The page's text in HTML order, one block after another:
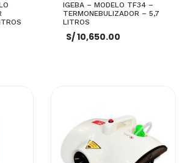
IGEBA – MODELO TF34 –
TERMONEBULIZADOR – 5,7
LITROS
S/10,650.00